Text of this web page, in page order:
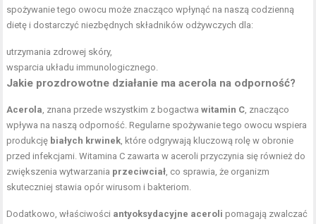
spożywanie tego owocu może znacząco wpłynąć na naszą codzienną
dietę i dostarczyć niezbędnych składników odżywczych dla:
utrzymania zdrowej skóry,
wsparcia układu immunologicznego.
Jakie prozdrowotne działanie ma acerola na odporność?
Acerola , znana przede wszystkim z bogactwawitamin C , znacząco
wpływa na naszą odporność. Regularne spożywanie tego owocu wspiera
produkcję białych krwinek , które odgrywają kluczową rolę w obronie
przed infekcjami. Witamina C zawarta w aceroli przyczynia się również do
zwiększenia wytwarzania przeciwciał , co sprawia, że organizm
skuteczniej stawia opór wirusom i bakteriom.
Dodatkowo, właściwości antyoksydacyjne aceroli pomagają zwalczać